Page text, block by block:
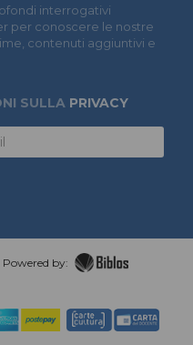
interrogativi
per conoscere le nostre
contenuti aggiuntivi e
SULLA PRIVACY
Powered by: